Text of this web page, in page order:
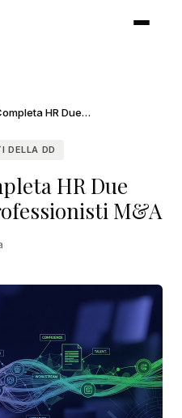
La Checklist Completa HR Due Diligence per i Professionisti M&A
DELLA DD
HR Due
M&A